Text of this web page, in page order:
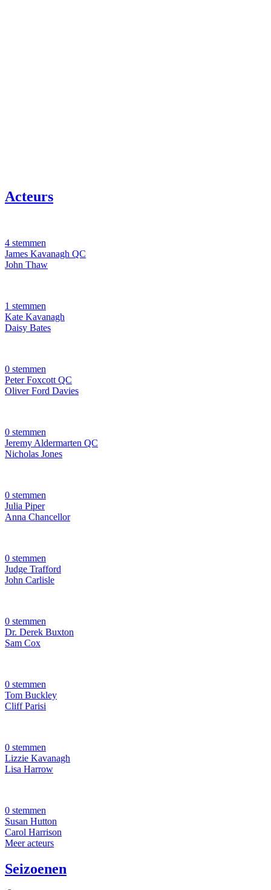
Acteurs
4 stemmen
James Kavanagh QC
John Thaw
1 stemmen
Kate Kavanagh
Daisy Bates
0 stemmen
Peter Foxcott QC
Oliver Ford Davies
0 stemmen
Jeremy Aldermarten QC
Nicholas Jones
0 stemmen
Julia Piper
Anna Chancellor
0 stemmen
Judge Trafford
John Carlisle
0 stemmen
Dr. Derek Buxton
Sam Cox
0 stemmen
Tom Buckley
Cliff Parisi
0 stemmen
Lizzie Kavanagh
Lisa Harrow
0 stemmen
Susan Hutton
Carol Harrison
Meer acteurs
Seizoenen